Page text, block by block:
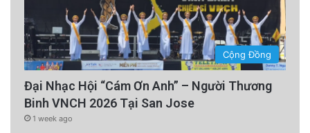
the Protection of All Persons from Enforced
Disappearance.
advertisement
Cộng Đồng
Đại Nhạc Hội “Cám Ơn Anh” – Người Thương
Binh VNCH 2026 Tại San Jose
1 week ago